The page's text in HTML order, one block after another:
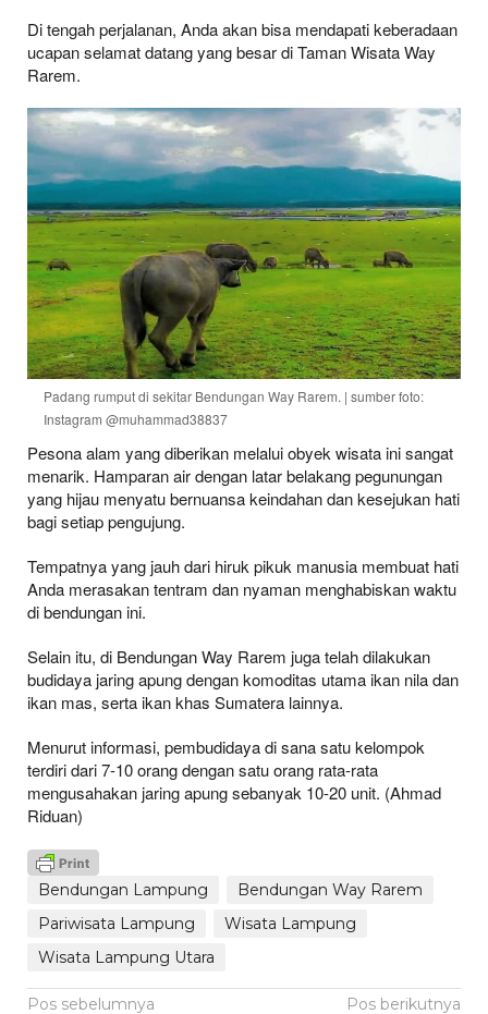
Di tengah perjalanan, Anda akan bisa mendapati keberadaan
ucapan selamat datang yang besar di Taman Wisata Way
Rarem.
Padang rumput di sekitar Bendungan Way Rarem. | sumber foto:
Instagram @muhammad38837
Pesona alam yang diberikan melalui obyek wisata ini sangat
menarik. Hamparan air dengan latar belakang pegunungan
yang hijau menyatu bernuansa keindahan dan kesejukan hati
bagi setiap pengujung.
Tempatnya yang jauh dari hiruk pikuk manusia membuat hati
Anda merasakan tentram dan nyaman menghabiskan waktu
di bendungan ini.
Selain itu, di Bendungan Way Rarem juga telah dilakukan
budidaya jaring apung dengan komoditas utama ikan nila dan
ikan mas, serta ikan khas Sumatera lainnya.
Menurut informasi, pembudidaya di sana satu kelompok
terdiri dari 7-10 orang dengan satu orang rata-rata
mengusahakan jaring apung sebanyak 10-20 unit. (Ahmad
Riduan)
Bendungan Lampung
Bendungan Way Rarem
Pariwisata Lampung
Wisata Lampung
Wisata Lampung Utara
Pos sebelumnya Pos berikutnya